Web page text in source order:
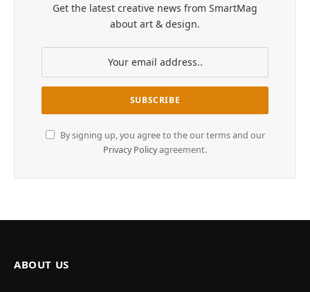
Get the latest creative news from SmartMag
about art & design.
By signing up, you agree to the our terms and our
Privacy Policyagreement.
ABOUT US